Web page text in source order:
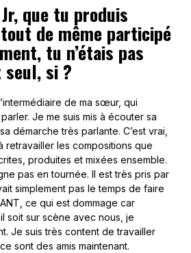
que tu produis
de même participé
tu n’étais pas
si ?
de ma sœur, qui
parler. Je me suis mis à écouter sa
démarche très parlante. C’est vrai,
retravailler les compositions que
produites et mixées ensemble.
pas en tournée. Il est très pris par
simplement pas le temps de faire
ce qui est dommage car
soit sur scène avec nous, je
Je suis très content de travailler
sont des amis maintenant.